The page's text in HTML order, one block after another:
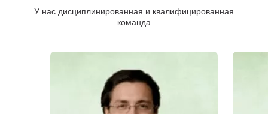
У нас дисциплинированная и квалифицированная
команда